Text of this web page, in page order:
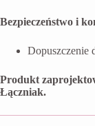
Bezpieczeństwo i
Dopuszczenie
Produkt
Łączniak.